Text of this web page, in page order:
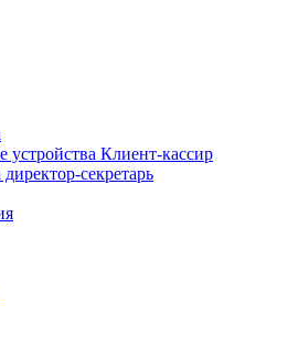
устройства Клиент-кассир
секретарь